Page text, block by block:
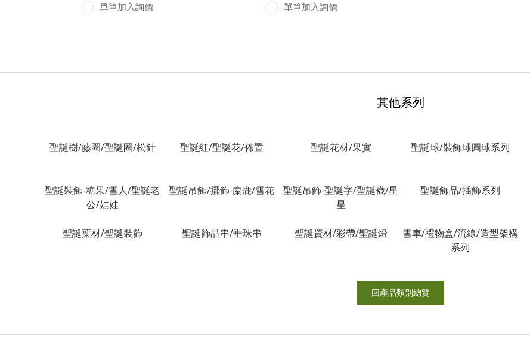
單筆加入詢價 單筆加入詢價
其他系列
聖誕樹/藤圈/聖誕圈/松針 聖誕紅/聖誕花/佈置 聖誕花材/果實 聖誕球/裝飾球圓球系列
聖誕裝飾-糖果/雪人/聖誕老
公/娃娃
聖誕吊飾/擺飾-麋鹿/雪花
聖誕吊飾-聖誕字/聖誕襪/星
星
聖誕飾品/插飾系列
聖誕葉材/聖誕裝飾 聖誕飾品串/垂珠串 聖誕資材/彩帶/聖誕燈
雪車/禮物盒/流線/造型架構
系列
回產品類別總覽